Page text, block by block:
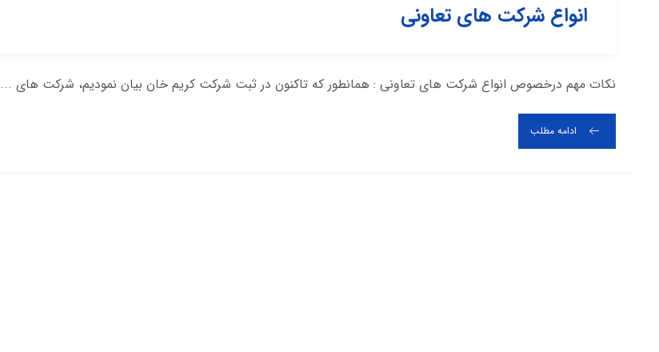
انواع شرکت های تعاونی
نکات مهم درخصوص انواع شرکت های تعاونی : همانطور که تاکنون در ثبت شرکت کریم خان بیان نمودیم، شرکت های ...
ادامه مطلب